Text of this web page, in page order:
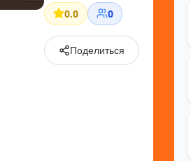
0.0 0
Поделиться